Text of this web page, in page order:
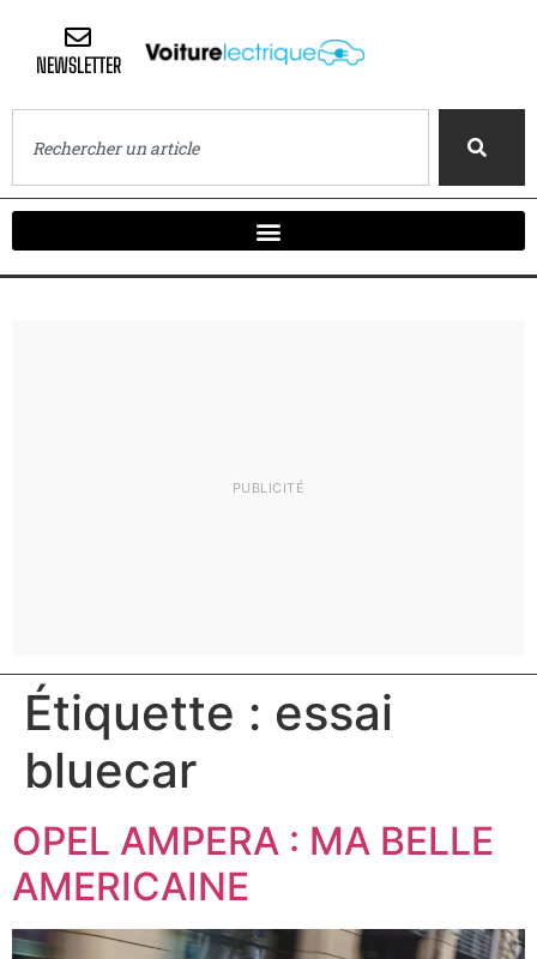
NEWSLETTER
Étiquette : essai
bluecar
OPEL AMPERA : MA BELLE
AMERICAINE